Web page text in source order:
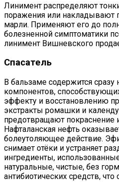
Линимент распределяют
поражения или накладывают
марли. Применяют его до
болезненной симптоматики
линимент Вишневского
Спасатель
В бальзаме содержится сразу
компонентов,
эффекту и восстановлению
экстракты ромашки и
предотвращают покраснение
Нафталанская нефть
болеутоляющее действие.
снимает отёки и устраняет
ингредиенты,
натуральные, чистые, без
антибиотических средств, что